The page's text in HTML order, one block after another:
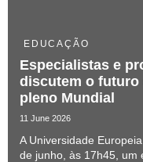
EDUCAÇÃO
Especialistas e
discutem o futuro
pleno Mundial
11 June 2026
A Universidade
de junho, às 17h45, um